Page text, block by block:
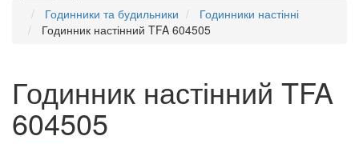
Годинники та будильники
Годинники настінні
Годинник настінний TFA 604505
Годинник настінний TFA
604505